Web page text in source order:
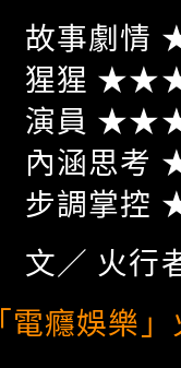
故事劇
猩猩
演員
內涵思
步調掌
文／ 火行
「電癮娛樂